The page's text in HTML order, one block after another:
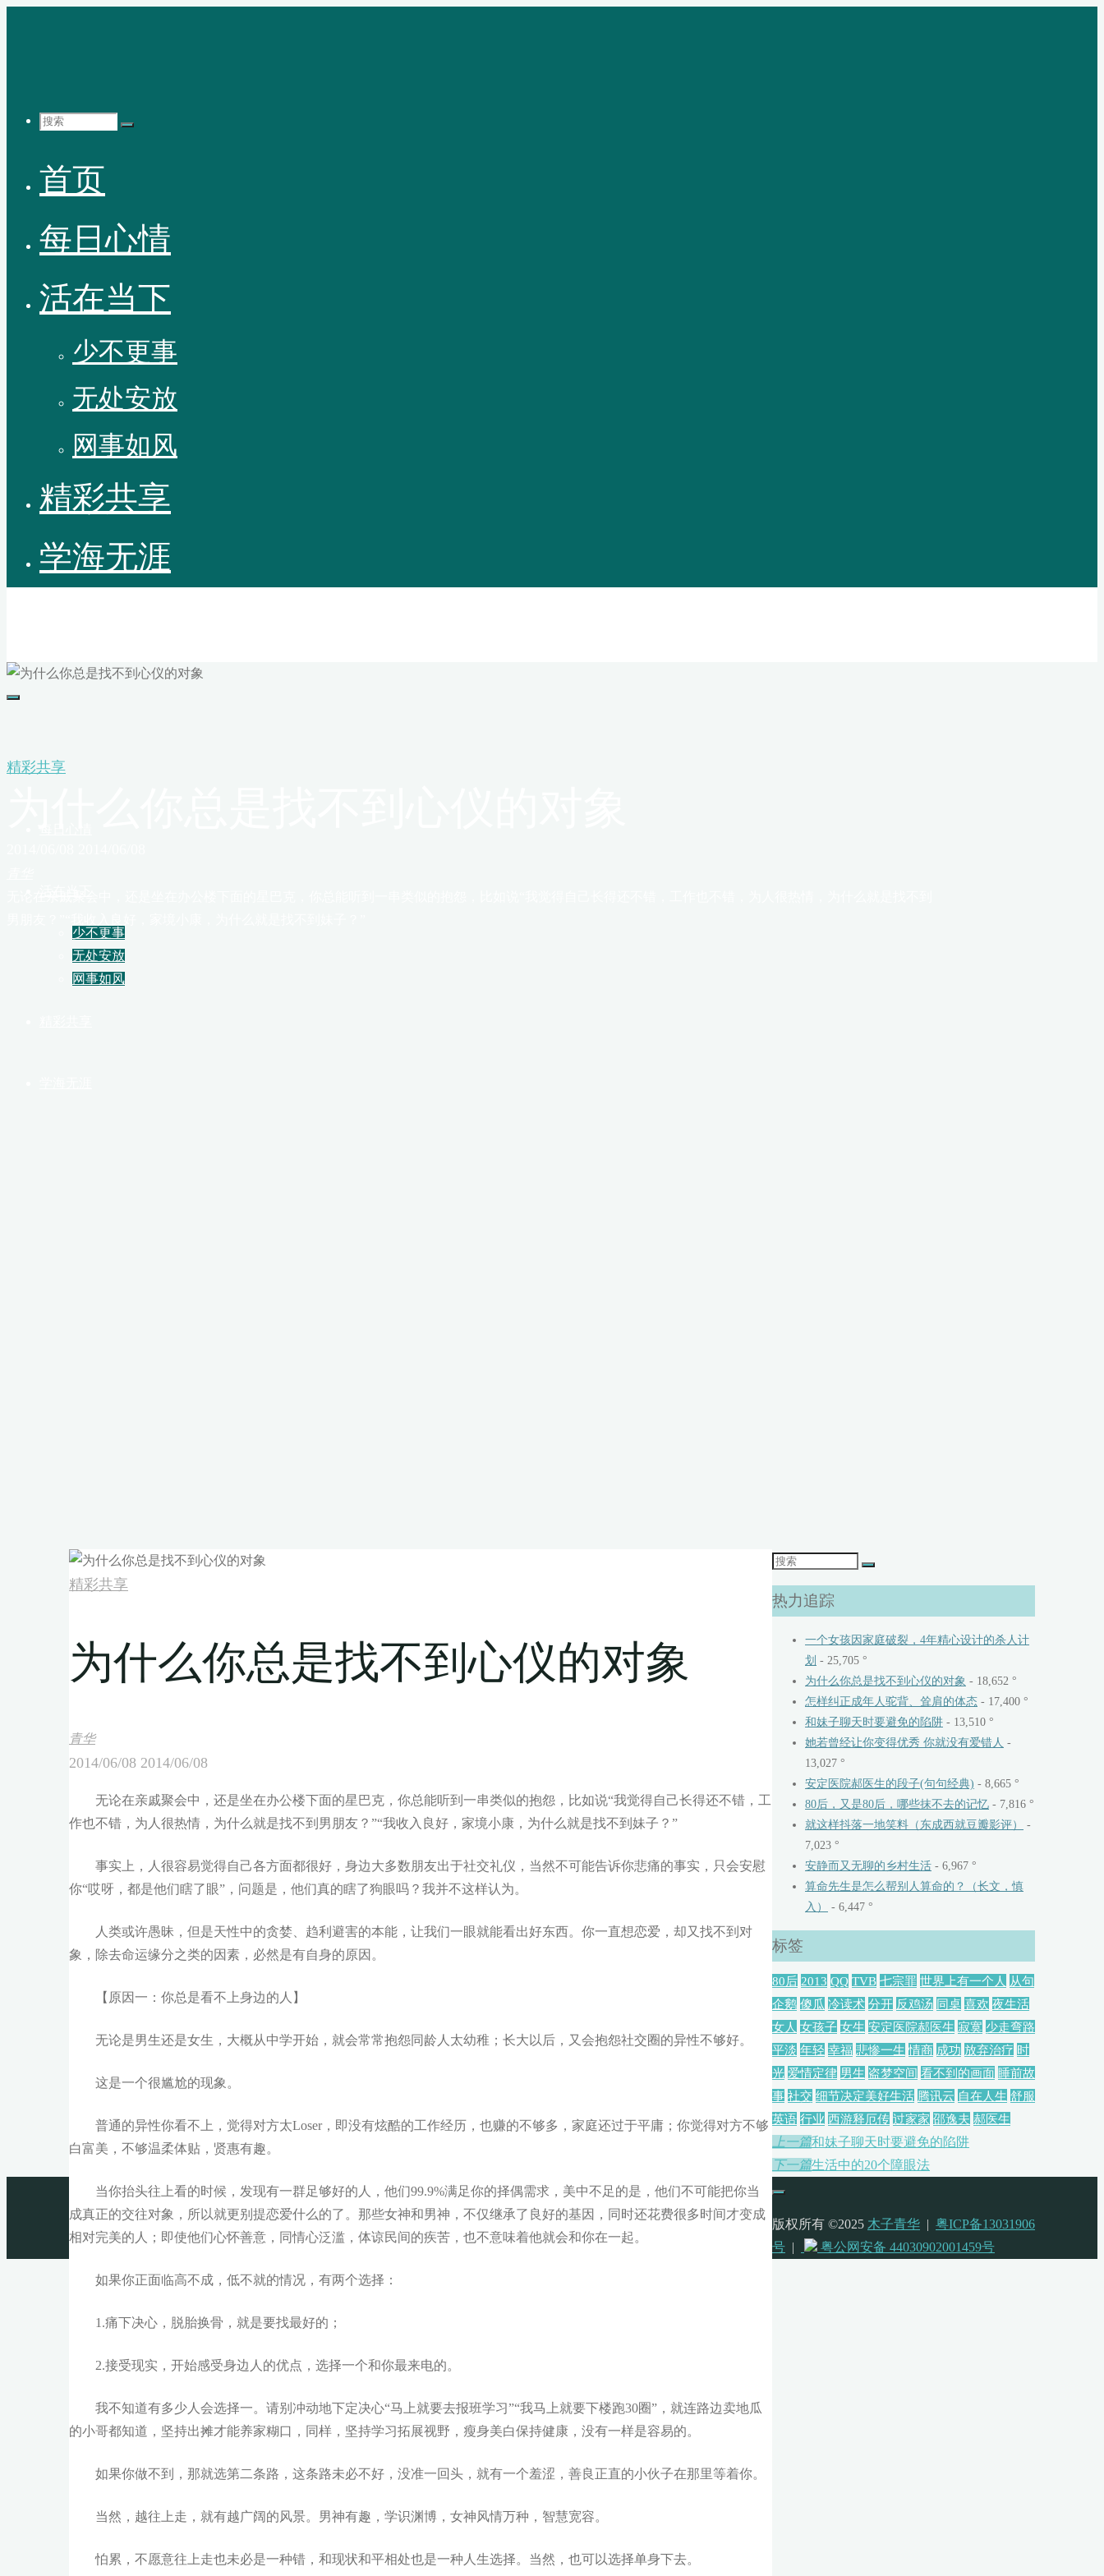
搜
索：
首页
每日心情
活在当下
少不更事
无处安放
网事如风
精彩共享
学海无涯
首页
少不更事
无处安放
网事如风
精彩共享
精彩共享
为什么你总是找不到心仪的对象
青华
2014/06/08 2014/06/08
无论在亲戚聚会中，还是坐在办公楼下面的星巴克，你总能听到一串类似的抱怨，比如说‌‌“我觉得自己长得还不错，工
作也不错，为人很热情，为什么就是找不到男朋友？‌‌”‌‌“我收入良好，家境小康，为什么就是找不到妹子？‌‌”
事实上，人很容易觉得自己各方面都很好，身边大多数朋友出于社交礼仪，当然不可能告诉你悲痛的事实，只会安慰
你‌‌“哎呀，都是他们瞎了眼‌‌”，问题是，他们真的瞎了狗眼吗？我并不这样认为。
人类或许愚昧，但是天性中的贪婪、趋利避害的本能，让我们一眼就能看出好东西。你一直想恋爱，却又找不到对
象，除去命运缘分之类的因素，必然是有自身的原因。
【原因一：你总是看不上身边的人】
无论是男生还是女生，大概从中学开始，就会常常抱怨同龄人太幼稚；长大以后，又会抱怨社交圈的异性不够好。
这是一个很尴尬的现象。
普通的异性你看不上，觉得对方太Loser，即没有炫酷的工作经历，也赚的不够多，家庭还过于平庸；你觉得对方不够
白富美，不够温柔体贴，贤惠有趣。
当你抬头往上看的时候，发现有一群足够好的人，他们99.9%满足你的择偶需求，美中不足的是，他们不可能把你当
成真正的交往对象，所以就更别提恋爱什么的了。那些女神和男神，不仅继承了良好的基因，同时还花费很多时间才变成
相对完美的人；即使他们心怀善意，同情心泛滥，体谅民间的疾苦，也不意味着他就会和你在一起。
如果你正面临高不成，低不就的情况，有两个选择：
1.痛下决心，脱胎换骨，就是要找最好的；
2.接受现实，开始感受身边人的优点，选择一个和你最来电的。
我不知道有多少人会选择一。请别冲动地下定决心‌‌“马上就要去报班学习‌‌”‌‌“我马上就要下楼跑30圈‌‌”，就连路边卖地瓜
的小哥都知道，坚持出摊才能养家糊口，同样，坚持学习拓展视野，瘦身美白保持健康，没有一样是容易的。
如果你做不到，那就选第二条路，这条路未必不好，没准一回头，就有一个羞涩，善良正直的小伙子在那里等着你。
当然，越往上走，就有越广阔的风景。男神有趣，学识渊博，女神风情万种，智慧宽容。
怕累，不愿意往上走也未必是一种错，和现状和平相处也是一种人生选择。当然，也可以选择单身下去。
搜
索：
热力追踪
一个女孩因家庭破裂，4年精心设计的杀人计
划 - 25,705 °
为什么你总是找不到心仪的对象 - 18,652 °
怎样纠正成年人驼背、耸肩的体态 - 17,400 °
和妹子聊天时要避免的陷阱 - 13,510 °
她若曾经让你变得优秀 你就没有爱错人 -
13,027 °
安定医院郝医生的段子(句句经典) - 8,665 °
80后，又是80后，哪些抹不去的记忆 - 7,816 °
就这样抖落一地笑料（东成西就豆瓣影评）
-
7,023 °
安静而又无聊的乡村生活 - 6,967 °
算命先生是怎么帮别人算命的？（长文，慎
入）
- 6,447 °
标签
80后 2013 QQ TVB 七宗罪 世界上有一个人 从句
企鹅 傻瓜 冷读术 分开 反鸡汤 同桌 喜欢 夜生活
女人 女孩子 女生 安定医院郝医生 寂寞 少走弯路
平淡 年轻 幸福 悲惨一生 情商 成功 放弃治疗 时
光 爱情定律 男生 盗梦空间 看不到的画面 睡前故
事 社交 细节决定美好生活 腾讯云 自在人生 舒服
英语 行业 西游释厄传 过家家 邵逸夫 郝医生
上一篇和妹子聊天时要避免的陷阱
下一篇生活中的20个障眼法
版权所有 ©2025 木子青华 | 粤ICP备13031906
号 | 粤公网安备 44030902001459号